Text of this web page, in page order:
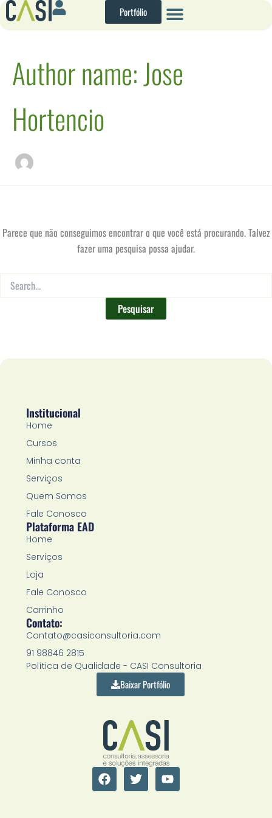
Ir
para
Portfólio
Author name: Jose
Hortencio
Parece que não conseguimos encontrar o que você está procurando. Talvez
fazer uma pesquisa possa ajudar.
Pesquisar
por:
F
a
c
T
w
i
Y
o
u
Institucional
Home
Cursos
Minha conta
Serviços
Quem Somos
Fale Conosco
Plataforma EAD
Home
Serviços
Loja
Fale Conosco
Carrinho
Contato:
Contato@casiconsultoria.com
91 98846 2815
Política de Qualidade - CASI Consultoria
Baixar Portfólio